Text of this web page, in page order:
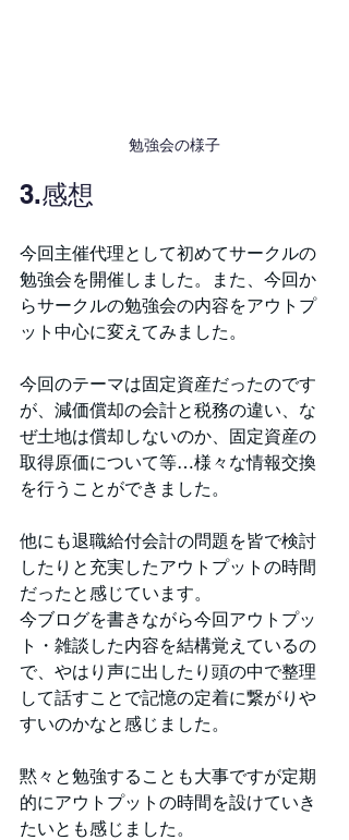
勉強会の様子
3.感想
今回主催代理として初めてサークルの
勉強会を開催しました。また、今回か
らサークルの勉強会の内容をアウトプ
ット中心に変えてみました。
今回のテーマは固定資産だったのです
が、減価償却の会計と税務の違い、な
ぜ土地は償却しないのか、固定資産の
取得原価について等…様々な情報交換
を行うことができました。
他にも退職給付会計の問題を皆で検討
したりと充実したアウトプットの時間
だったと感じています。
今ブログを書きながら今回アウトプッ
ト・雑談した内容を結構覚えているの
で、やはり声に出したり頭の中で整理
して話すことで記憶の定着に繋がりや
すいのかなと感じました。
黙々と勉強することも大事ですが定期
的にアウトプットの時間を設けていき
たいとも感じました。